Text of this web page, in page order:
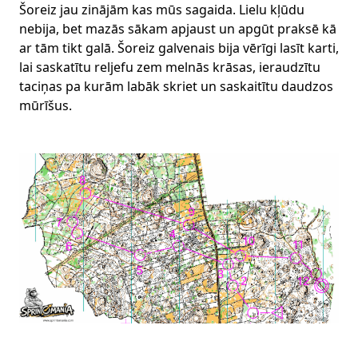
Šoreiz jau zinājām kas mūs sagaida. Lielu kļūdu
nebija, bet mazās sākam apjaust un apgūt praksē kā
ar tām tikt galā. Šoreiz galvenais bija vērīgi lasīt karti,
lai saskatītu reljefu zem melnās krāsas, ieraudzītu
taciņas pa kurām labāk skriet un saskaitītu daudzos
mūrīšus.